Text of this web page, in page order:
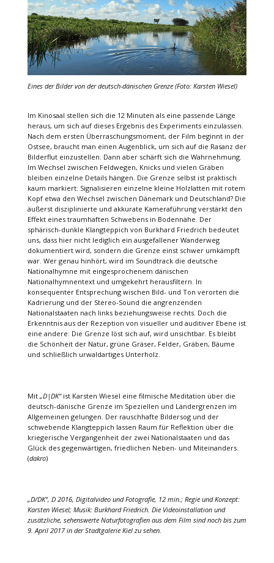
Eines der Bilder von der deutsch-dänischen Grenze (Foto: Karsten Wiesel)
Im Kinosaal stellen sich die 12 Minuten als eine passende Länge
heraus, um sich auf dieses Ergebnis des Experiments einzulassen.
Nach dem ersten Überraschungsmoment, der Film beginnt in der
Ostsee, braucht man einen Augenblick, um sich auf die Rasanz der
Bilderflut einzustellen. Dann aber schärft sich die Wahrnehmung.
Im Wechsel zwischen Feldwegen, Knicks und vielen Gräben
bleiben einzelne Details hängen. Die Grenze selbst ist praktisch
kaum markiert: Signalisieren einzelne kleine Holzlatten mit rotem
Kopf etwa den Wechsel zwischen Dänemark und Deutschland? Die
äußerst disziplinierte und akkurate Kameraführung verstärkt den
Effekt eines traumhaften Schwebens in Bodennähe. Der
sphärisch-dunkle Klangteppich von Burkhard Friedrich bedeutet
uns, dass hier nicht lediglich ein ausgefallener Wanderweg
dokumentiert wird, sondern die Grenze einst schwer umkämpft
war. Wer genau hinhört, wird im Soundtrack die deutsche
Nationalhymne mit eingesprochenem dänischen
Nationalhymnentext und umgekehrt herausfiltern. In
konsequenter Entsprechung wischen Bild- und Ton verorten die
Kadrierung und der Stereo-Sound die angrenzenden
Nationalstaaten nach links beziehungsweise rechts. Doch die
Erkenntnis aus der Rezeption von visueller und auditiver Ebene ist
eine andere: Die Grenze löst sich auf, wird unsichtbar. Es bleibt
die Schönheit der Natur, grüne Gräser, Felder, Gräben, Bäume
und schließlich urwaldartiges Unterholz.
Mit „D|DK“ist Karsten Wiesel eine filmische Meditation über die
deutsch-dänische Grenze im Speziellen und Ländergrenzen im
Allgemeinen gelungen. Der rauschhafte Bildersog und der
schwebende Klangteppich lassen Raum für Reflektion über die
kriegerische Vergangenheit der zwei Nationalstaaten und das
Glück des gegenwärtigen, friedlichen Neben- und Miteinanders.
(dakro)
„D/DK“, D 2016, Digitalvideo und Fotografie, 12 min.; Regie und Konzept:
Karsten Wiesel; Musik: Burkhard Friedrich. Die Videoinstallation und
zusätzliche, sehenswerte Naturfotografien aus dem Film sind noch bis zum
9. April 2017 in der Stadtgalerie Kiel zu sehen.